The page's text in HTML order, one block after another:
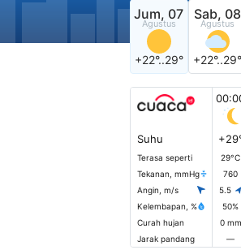
Jum, 07
Agustus
+22°..29°
Sab, 08
Agustus
+22°..29°
Suhu
Terasa seperti 29°C
Tekanan, mmHg
760
Angin, m/s
5.5
Kelembapan, %
50%
Curah hujan
0 mm
Jarak pandang
—